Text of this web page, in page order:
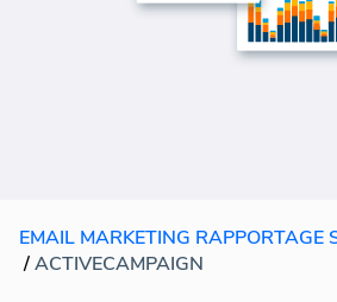
/ACTIVECAMPAIGN